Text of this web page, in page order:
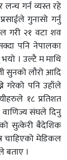
गर्न व्यस्त रहे
गुनासो गर्नु
गरी २१ वटा शव
पनि नेपालका
। उल्टै म माथि
सुनको लौरो आदि
गरेको पनि उहाँले
१८ प्रतिशत
वाणिज्य संघले दिनु
सुत्केरी बैदेशिक
चाहिएको मेडिकल
बताए ।